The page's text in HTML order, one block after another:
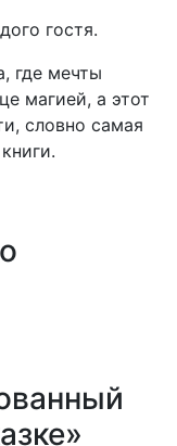
гостя.
где мечты
магией, а этот
словно самая